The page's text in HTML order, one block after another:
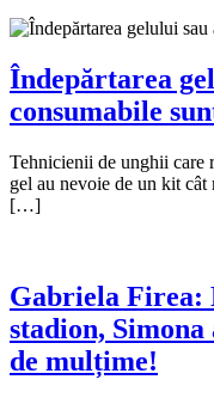
Îndepărtarea
consumabile
Tehnicienii de unghii care
gel au nevoie de un kit
[…]
Gabriela Firea:
stadion,
de mulțime!